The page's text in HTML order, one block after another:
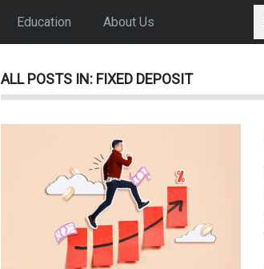
Education About Us
ALL POSTS IN: FIXED DEPOSIT